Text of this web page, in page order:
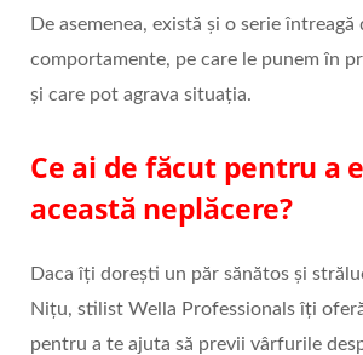
De asemenea, există și o serie întreagă
comportamente, pe care le punem în
și care pot agrava situația.
Ce ai de făcut pentru a
această neplăcere?
Daca îți dorești un păr sănătos și
Nițu, stilist Wella Professionals îți
pentru a te ajuta să previi vârfurile